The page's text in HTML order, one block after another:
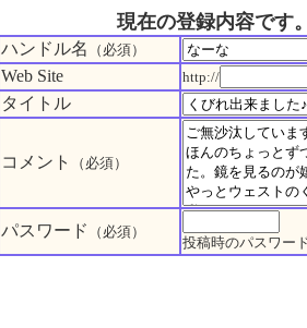
現在の登録内容です
ハンドル名 （必須）
Web Site http://
タイトル
コメント （必須）
パスワード （必須）
投稿時のパスワー